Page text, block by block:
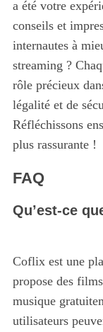
a été votre
conseils et
internautes à
streaming ?
rôle précieux
légalité et de
Réfléchissons
plus rassurante !
FAQ
Qu’est-ce
Coflix est une
propose des
musique
utilisateurs